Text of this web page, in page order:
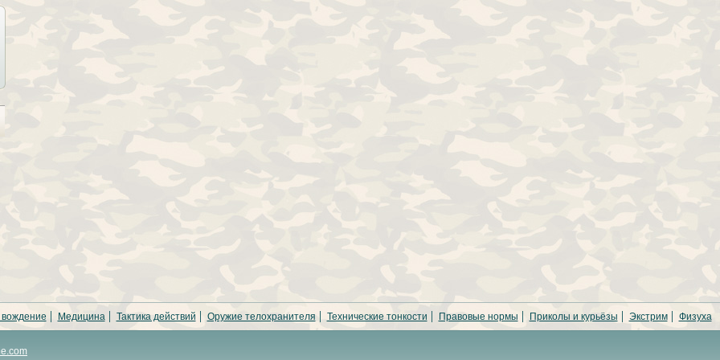
Медицина Тактика действий Оружие телохранителя Технические тонкости Правовые нормы Приколы и курьёзы Экстрим Физуха